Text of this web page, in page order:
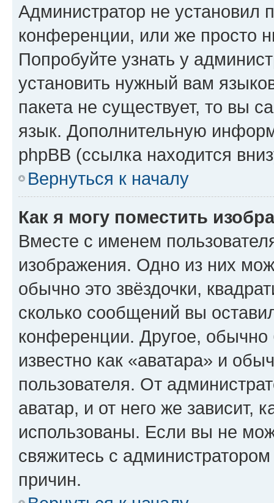
Администратор не установил
конференции, или же просто
Попробуйте узнать у
установить нужный вам
пакета не существует, то вы
язык. Дополнительную
phpBB (ссылка находится
Вернуться к началу
Как я могу поместить
Вместе с именем
изображения. Одно из них
обычно это звёздочки,
сколько сообщений вы
конференции. Другое,
известно как «аватара» и
пользователя. От
аватар, и от него же зависит,
использованы. Если вы не
свяжитесь с
причин.